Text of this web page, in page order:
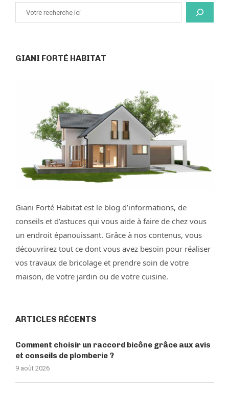
GIANI FORTÉ HABITAT
Giani Forté Habitat est le blog d’informations, de
conseils et d’astuces qui vous aide à faire de chez vous
un endroit épanouissant. Grâce à nos contenus, vous
découvrirez tout ce dont vous avez besoin pour réaliser
vos travaux de bricolage et prendre soin de votre
maison, de votre jardin ou de votre cuisine.
ARTICLES RÉCENTS
Comment choisir un raccord bicône grâce aux avis
et conseils de plomberie ?
9 août 2026